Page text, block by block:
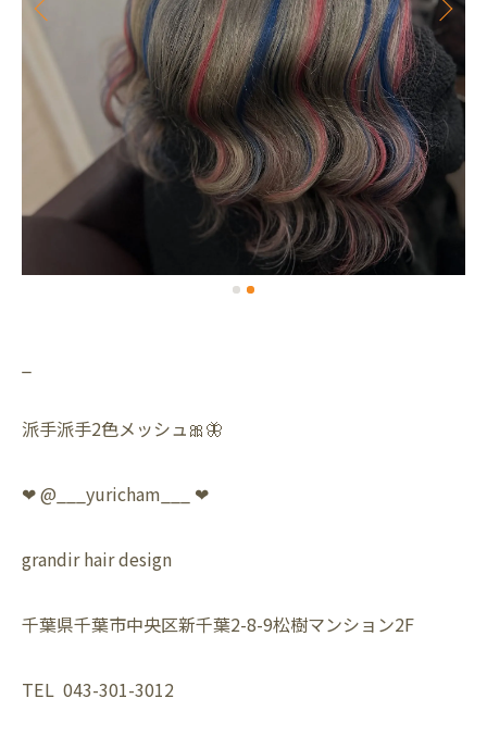
派手派手2色メッシュ🎀🦋
❤︎ @___yuricham___ ❤︎
grandir hair design
千葉県千葉市中央区新千葉2-8-9松樹マンション2F
TEL 043-301-3012